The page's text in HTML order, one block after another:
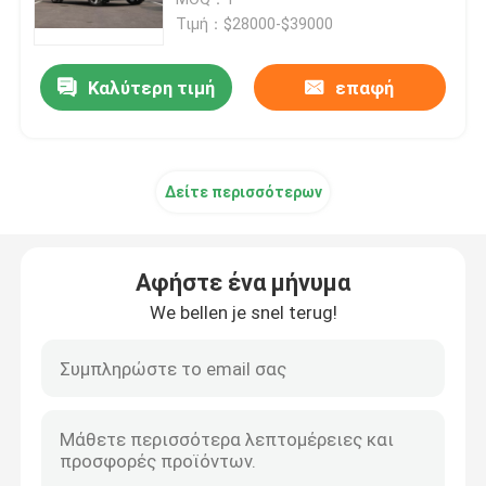
Ηλεκτρικό αυτοκίνητο SUV
Νέα ενεργειακά οχήματα BYD
Τιμή：$28000-$39000
Καλύτερη τιμή επαφή
Δείτε περισσότερων
Αφήστε ένα μήνυμα
We bellen je snel terug!